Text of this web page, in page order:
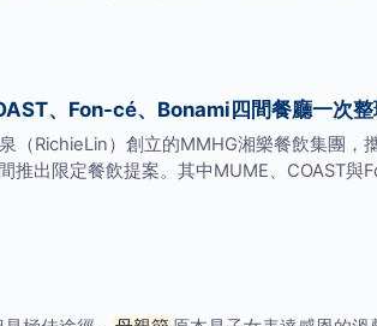
、Fon-cé、Bonami四間餐廳一次整
（RichieLin）創立的MMHG湘樂餐飲集團，
推出限定餐飲提案。其中MUME、COAST與